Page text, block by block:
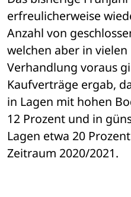
erfreulicherweise
Anzahl von
welchen aber in
Verhandlung voraus
Kaufverträge ergab,
in Lagen mit hohen
12 Prozent und in
Lagen etwa 20
Zeitraum 2020/2021.